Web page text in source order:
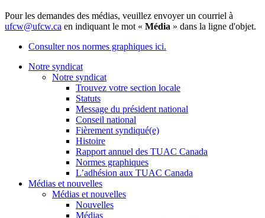
Pour les demandes des médias, veuillez envoyer un courriel à
ufcw@ufcw.ca en indiquant le mot « Média » dans la ligne d'objet.
Consulter nos normes graphiques ici.
Notre syndicat
Notre syndicat
Trouvez votre section locale
Statuts
Message du président national
Conseil national
Fièrement syndiqué(e)
Histoire
Rapport annuel des TUAC Canada
Normes graphiques
L’adhésion aux TUAC Canada
Médias et nouvelles
Médias et nouvelles
Nouvelles
Médias